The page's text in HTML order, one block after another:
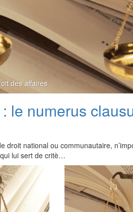
des affaires
le numerus
droit national ou communautaire,
lui sert de critè…